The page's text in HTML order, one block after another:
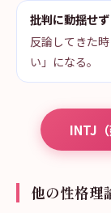
批判に動揺せ
反論してきた
い」になる。
INTJ
他の性格理